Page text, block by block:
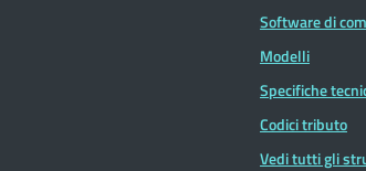
Software di
Modelli
Specifiche
Codici tributo
Vedi tutti gli